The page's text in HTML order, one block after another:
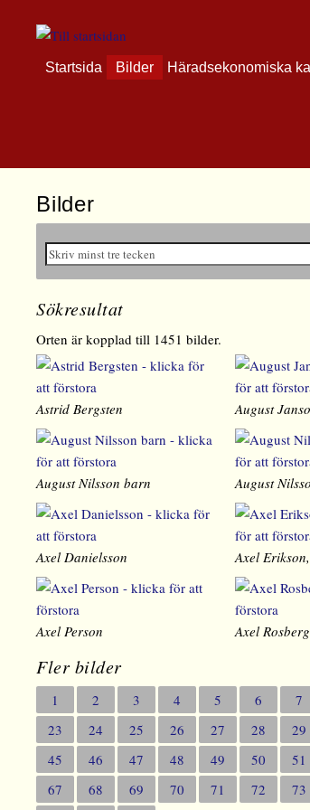
Startsida Bilder Häradsekonomiska
Bilder
Sökresultat
Orten är kopplad till 1451 bilder.
Astrid Bergsten August
August Nilsson barn August
Axel Danielsson Axel
Axel Person Axel Rosberg
Fler bilder
1 2 3 4 5 6 7
23
24 25 26 27 28 29
45
46 47 48 49 50 51
67
68 69 70 71 72 73